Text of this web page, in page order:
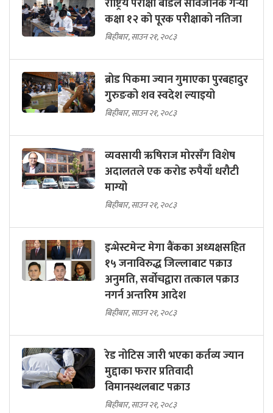
राष्ट्रिय परीक्षा बोर्डले सार्वजनिक गर्‍यो
कक्षा १२ को पूरक परीक्षाको नतिजा
बिहीबार, साउन २१, २०८३
ब्रोड पिकमा ज्यान गुमाएका पुरबहादुर
गुरुङको शव स्वदेश ल्याइयो
बिहीबार, साउन २१, २०८३
व्यवसायी ऋषिराज मोरसँग विशेष
अदालतले एक करोड रुपैयाँ धरौटी
माग्यो
बिहीबार, साउन २१, २०८३
इन्भेस्टमेन्ट मेगा बैंकका अध्यक्षसहित
१५ जनाविरुद्ध जिल्लाबाट पक्राउ
अनुमति, सर्वोचद्वारा तत्काल पक्राउ
नगर्न अन्तरिम आदेश
बिहीबार, साउन २१, २०८३
रेड नोटिस जारी भएका कर्तव्य ज्यान
मुद्दाका फरार प्रतिवादी
विमानस्थलबाट पक्राउ
बिहीबार, साउन २१, २०८३